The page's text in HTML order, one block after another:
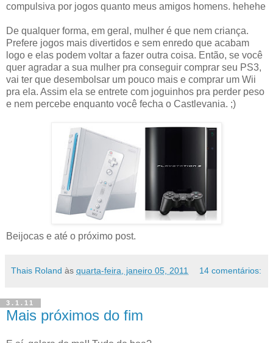
compulsiva por jogos quanto meus amigos homens. hehehe
De qualquer forma, em geral, mulher é que nem criança.
Prefere jogos mais divertidos e sem enredo que acabam
logo e elas podem voltar a fazer outra coisa. Então, se você
quer agradar a sua mulher pra conseguir comprar seu PS3,
vai ter que desembolsar um pouco mais e comprar um Wii
pra ela. Assim ela se entrete com joguinhos pra perder peso
e nem percebe enquanto você fecha o Castlevania. ;)
Beijocas e até o próximo post.
Thais Roland às quarta-feira, janeiro 05, 2011 14 comentários:
3.1.11
Mais próximos do fim